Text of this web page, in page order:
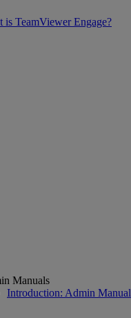
is TeamViewer Engage?
Manuals
Introduction: Admin Manual